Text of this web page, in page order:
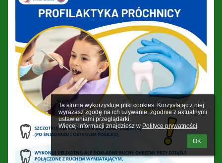
Ta strona wykorzystuje pliki cookies. Korzystając z niej
wyrażasz zgodę na ich używanie, zgodnie z aktualnymi
ustawieniami przeglądarki.
Więcej informacji znajdziesz w Polityce prywatności.
OK